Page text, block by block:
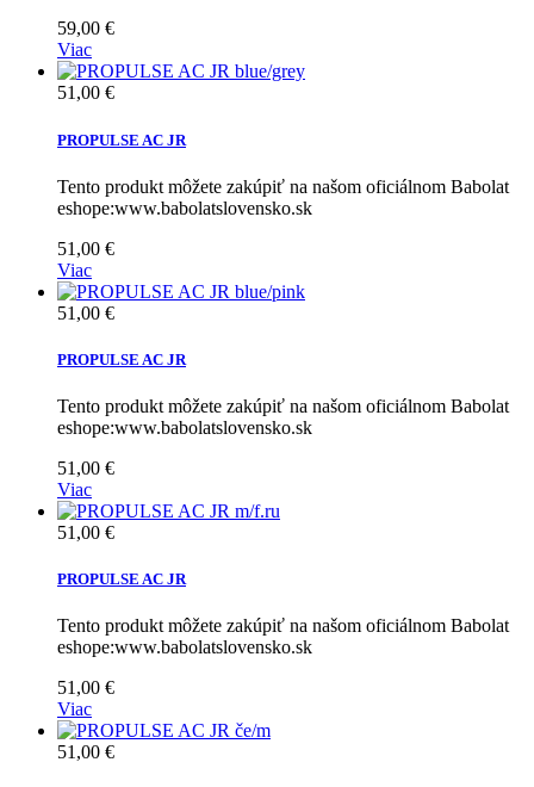
59,00 €
Viac
51,00 €
PROPULSE AC JR
Tento produkt môžete zakúpiť na našom oficiálnom Babolat
eshope:www.babolatslovensko.sk
51,00 €
Viac
51,00 €
PROPULSE AC JR
Tento produkt môžete zakúpiť na našom oficiálnom Babolat
eshope:www.babolatslovensko.sk
51,00 €
Viac
51,00 €
PROPULSE AC JR
Tento produkt môžete zakúpiť na našom oficiálnom Babolat
eshope:www.babolatslovensko.sk
51,00 €
Viac
51,00 €